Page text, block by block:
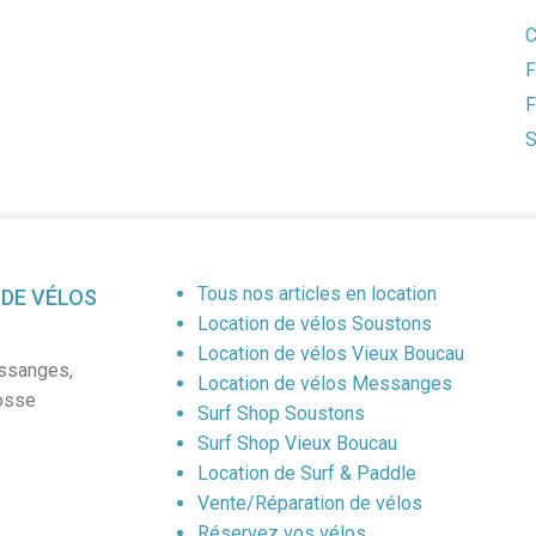
VÉLOS
,
Tous nos articles en location
Location de vélos Soustons
Location de vélos Vieux Boucau
Location de vélos Messanges
Surf Shop Soustons
Surf Shop Vieux Boucau
Location de Surf & Paddle
Vente/Réparation de vélos